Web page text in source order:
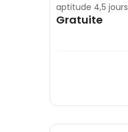
aptitude 4,5 jours
Gratuite